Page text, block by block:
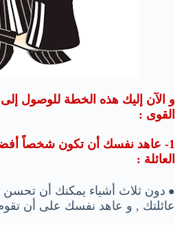
و الآن إليك هذه الخطة للوصول إلى
القوى :
1- عاهد نفسك أن تكون شخصاً
العائلة :
● دون ثلاث أشياء يمكنك أن تحسن
عائلتك , و عاهد نفسك على أن تقوم